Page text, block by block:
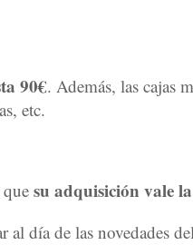
90€. Además, las cajas
etc.
su adquisición vale
al día de las novedades